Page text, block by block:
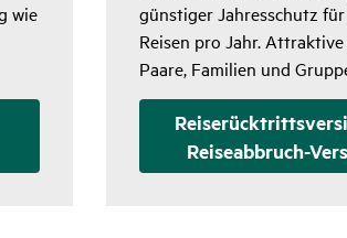
wie
günstiger Jahresschutz
Reisen pro Jahr.
Paare, Familien und
Reise­ab­bruch-